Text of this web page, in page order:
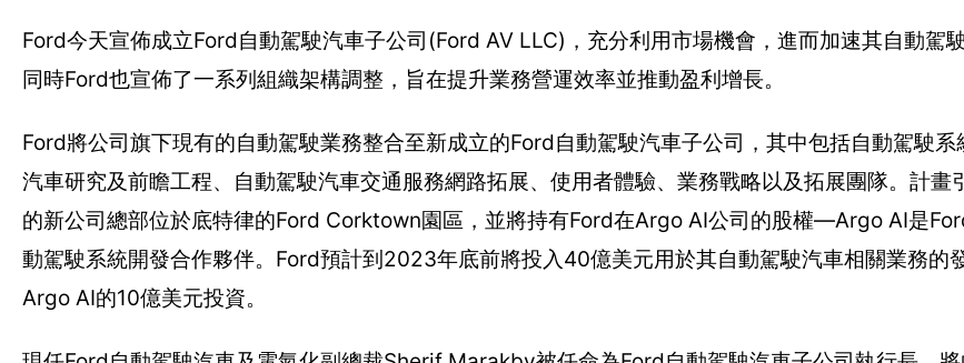
Ford今天宣佈成立Ford自動駕駛汽車子公司(Ford AV LLC)，充分利用市場機會，進而加速其自動駕
同時Ford也宣佈了一系列組織架構調整，旨在提升業務營運效率並推動盈利增長。
Ford將公司旗下現有的自動駕駛業務整合至新成立的Ford自動駕駛汽車子公司，其中包括自動駕駛系
汽車研究及前瞻工程、自動駕駛汽車交通服務網路拓展、使用者體驗、業務戰略以及拓展團隊。計畫
的新公司總部位於底特律的Ford Corktown園區，並將持有Ford在Argo AI公司的股權—Argo AI是
動駕駛系統開發合作夥伴。Ford預計到2023年底前將投入40億美元用於其自動駕駛汽車相關業務的
Argo AI的10億美元投資。